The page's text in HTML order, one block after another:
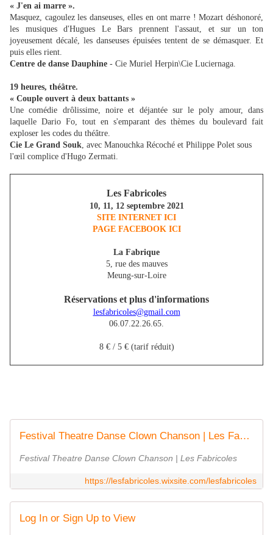
« J'en ai marre ».
Masquez, cagoulez les danseuses, elles en ont marre ! Mozart déshonoré,
les musiques d'Hugues Le Bars prennent l'assaut, et sur un ton
joyeusement décalé, les danseuses épuisées tentent de se démasquer. Et
puis elles rient.
Centre de danse Dauphine - Cie Muriel Herpin\Cie Luciernaga.
19 heures, théâtre.
« Couple ouvert à deux battants »
Une comédie drôlissime, noire et déjantée sur le poly amour, dans
laquelle Dario Fo, tout en s'emparant des thèmes du boulevard fait
exploser les codes du théâtre.
Cie Le Grand Souk, avec Manouchka Récoché et Philippe Polet sous
l'œil complice d'Hugo Zermati.
Les Fabricoles
10, 11, 12 septembre 2021
SITE INTERNET ICI
PAGE FACEBOOK ICI
La Fabrique
5, rue des mauves
Meung-sur-Loire
Réservations et plus d'informations
lesfabricoles@gmail.com
06.07.22.26.65.
8 € / 5 € (tarif réduit)
Festival Theatre Danse Clown Chanson | Les Fabricolesles fabricoles
Festival Theatre Danse Clown Chanson | Les Fabricoles
https://lesfabricoles.wixsite.com/lesfabricoles
Log In or Sign Up to View